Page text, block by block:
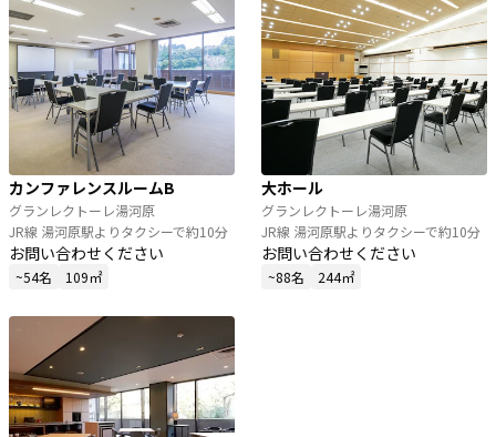
カンファレンスルームB
グランレクトーレ湯河原
JR線 湯河原駅よりタクシーで約10分
お問い合わせください
~54名 109㎡
大ホール
グランレクトーレ湯河原
JR線 湯河原駅よりタクシーで約10分
お問い合わせください
~88名 244㎡